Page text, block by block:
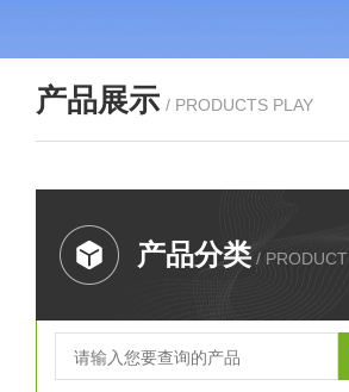
产品展示 / PRODUCTS PLAY
产品分类 / PRODUCT